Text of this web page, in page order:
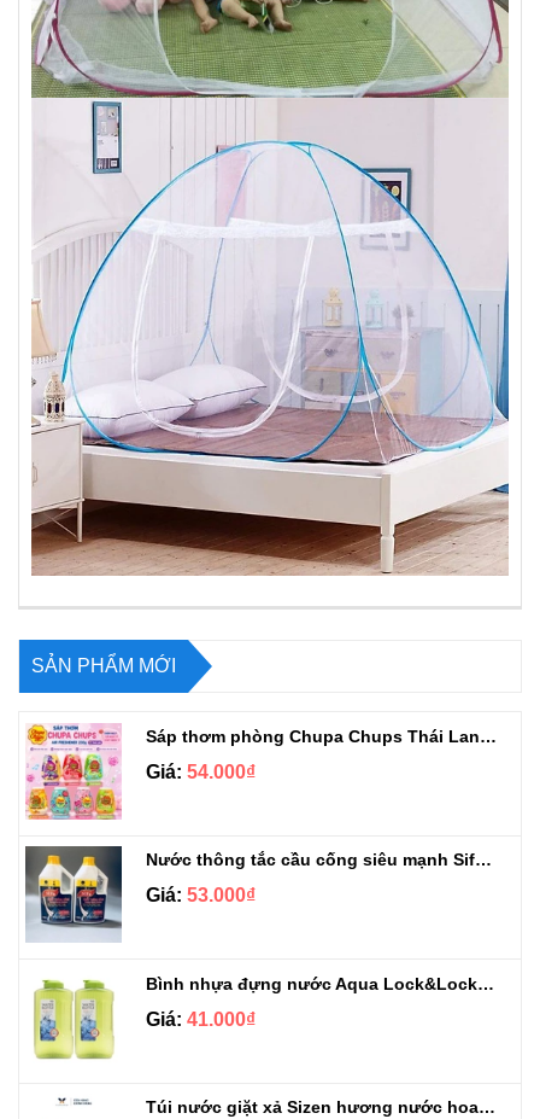
SẢN PHẨM MỚI
Sáp thơm phòng Chupa Chups Thái Lan 230g
Giá: 54.000₫
Nước thông tắc cầu cống siêu mạnh Sifa 1.4kg
Giá: 53.000₫
Bình nhựa đựng nước Aqua Lock&Lock 2.1L
Giá: 41.000₫
Túi nước giặt xả Sizen hương nước hoa 500 ml